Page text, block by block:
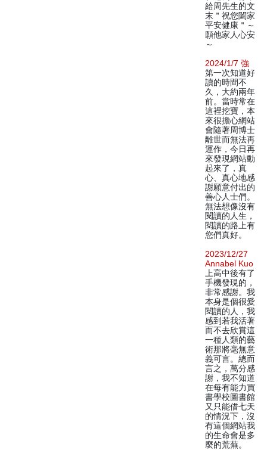
給周先生的文
末＂祝您闔家
平安健康＂～
願他家人心安
～
2024/1/7 強
第一次知道好
讀的時間不
久，大約兩年
前。當時常在
這裡挖寶，本
來很擔心網站
會隨著周博士
離世而無法再
運作，今日再
來發現網站動
起來了，真
心、真心地感
謝願意付出的
善心人士們。
無法想像沒有
閱讀的人生，
閱讀的路上有
您們真好。
2023/12/27
Annabel Kuo
上高中後有了
手機發現的，
非常感謝。我
本身是個很愛
閱讀的人，我
感到若我活著
而不去欣賞這
一種人類的藝
術那將毫無意
義可言。總而
言之，萬分感
謝，我不知道
在每有能力買
書學校圖書館
又只能借七天
的情況下，沒
有這個網站我
的生命會是多
麼的荒蕪。